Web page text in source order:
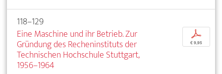
118–129
Eine Maschine und ihr Betrieb. Zur
Gründung des Recheninstituts der
Technischen Hochschule Stuttgart,
1956–1964
p
€ 9,95